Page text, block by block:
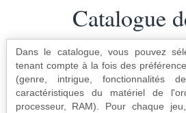
Catalogue
Dans le catalogue, vous pouvez
tenant compte à la fois des
(genre, intrigue,
caractéristiques du matériel de
processeur, RAM). Pour chaque